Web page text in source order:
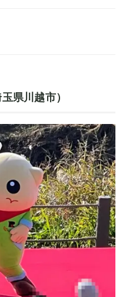
県川越市）